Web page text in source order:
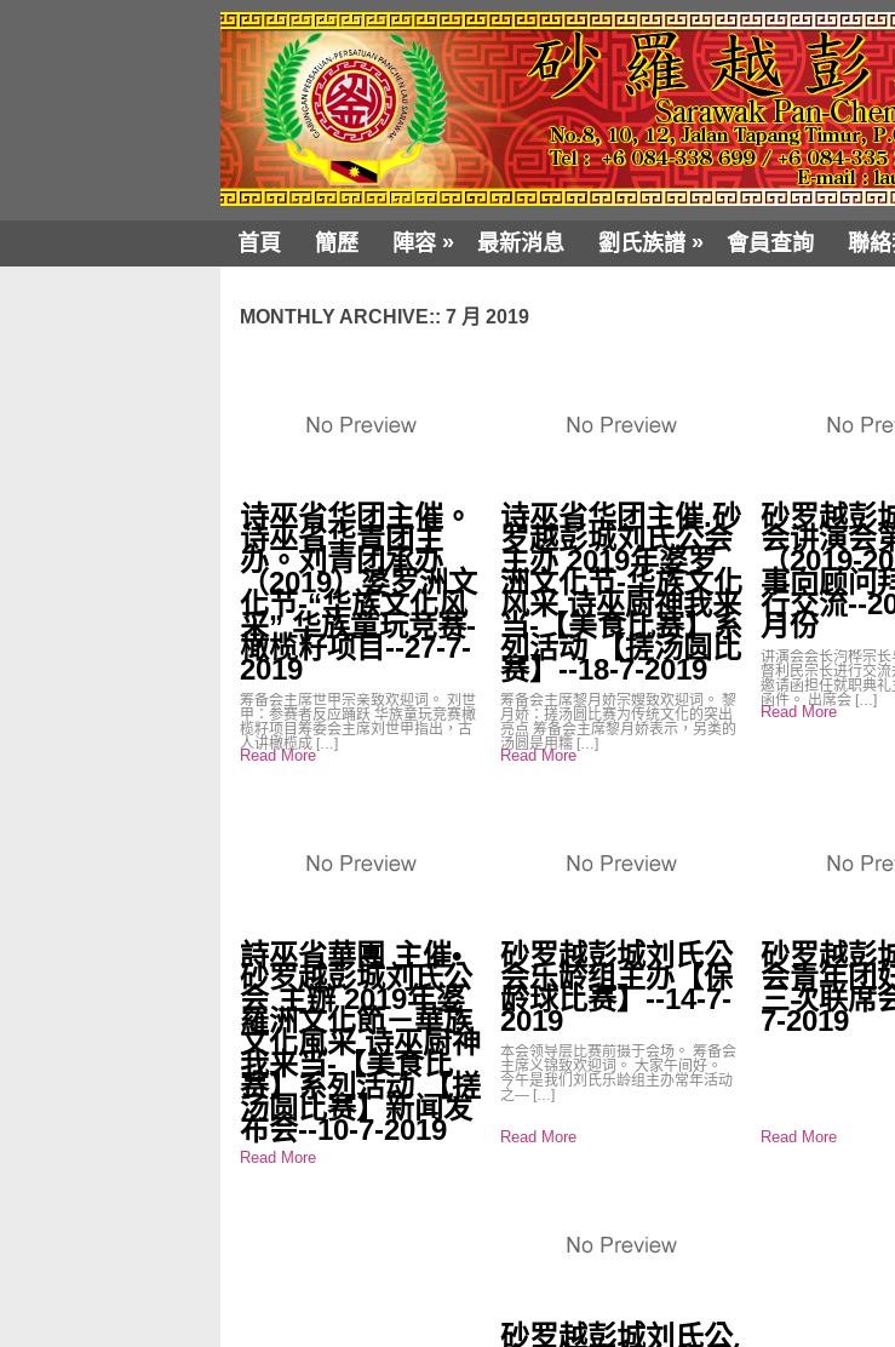
首頁 簡歷 陣容 » 最新消息 劉氏族譜 » 會員查詢 聯絡
MONTHLY ARCHIVE:: 7 月 2019
诗巫省华团主催。
诗巫省华青团主
办。刘青团承办
（2019）婆罗洲文
化节-“华族文化风
采” 华族童玩竞赛-
橄榄籽项目--27-7-
2019
筹备会主席世甲宗亲致欢迎词。 刘世
甲：参赛者反应踊跃 华族童玩竞赛橄
榄籽项目筹委会主席刘世甲指出，古
人讲橄榄成 […]
Read More
诗巫省华团主催.砂
罗越彭城刘氏公会
主办 2019年婆罗
洲文化节-华族文化
风采 诗巫厨神我来
当-【美食比赛】系
列活动 【搓汤圆比
赛】--18-7-2019
筹备会主席黎月娇宗嫂致欢迎词。 黎
月娇：搓汤圆比赛为传统文化的突出
亮点 筹备会主席黎月娇表示，另类的
汤圆是用糯 […]
Read More
砂罗越彭
会讲演会
（2019-
事向顾问
行交流--
月份
讲演会会长汮桦宗
督利民宗长进行交
邀请函担任就职典礼
函件。 出席会 […]
Read More
詩巫省華團 主催•
砂罗越彭城刘氏公
会 主辦 2019年婆
羅洲文化節－華族
文化風采 诗巫厨神
我来当-【美食比
赛】系列活动 【搓
汤圆比赛】新闻发
布会--10-7-2019
Read More
砂罗越彭城刘氏公
会乐龄组主办【保
龄球比赛】--14-7-
2019
本会领导层比赛前摄于会场。 筹备会
主席义锦致欢迎词。 大家午间好。
今午是我们刘氏乐龄组主办常年活动
之— […]
Read More
砂罗越彭
会青年团
三次联席
7-2019
Read More
砂罗越彭城刘氏公